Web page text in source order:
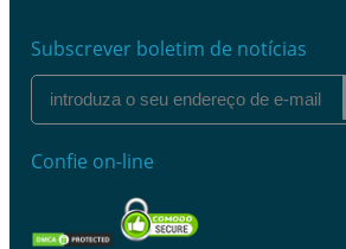
Subscrever boletim de notícias
Confie on-line